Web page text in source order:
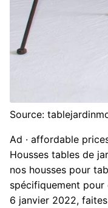
Source:
Ad · affordable
Housses tables de
nos housses pour
spécifiquement
6 janvier 2022,